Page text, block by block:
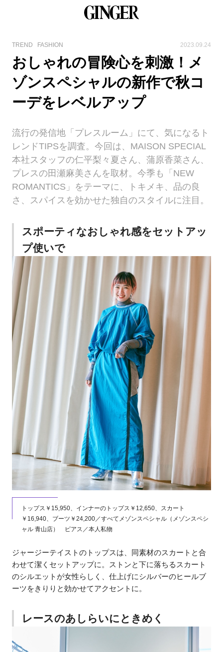
TREND FASHION 2023.09.24
おしゃれの冒険心を刺激！メ
ゾンスペシャルの新作で秋コ
ーデをレベルアップ
流行の発信地「プレスルーム」にて、気になるト
レンドTIPSを調査。今回は、MAISON SPECIAL
本社スタッフの仁平梨々夏さん、蒲原香菜さん、
プレスの田瀬麻美さんを取材。今季も「NEW
ROMANTICS」をテーマに、トキメキ、品の良
さ、スパイスを効かせた独自のスタイルに注目。
スポーティなおしゃれ感をセットアッ
プ使いで
トップス￥15,950、インナーのトップス￥12,650、スカート
￥16,940、ブーツ￥24,200／すべてメゾンスペシャル（メゾンスペシ
ャル 青山店） ピアス／本人私物
ジャージーテイストのトップスは、同素材のスカートと合
わせて潔くセットアップに。ストンと下に落ちるスカート
のシルエットが女性らしく、仕上げにシルバーのヒールブ
ーツをきりりと効かせてアクセントに。
レースのあしらいにときめく